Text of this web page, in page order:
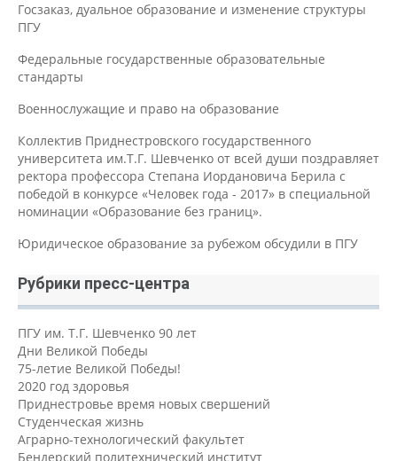
Госзаказ, дуальное образование и изменение структуры
ПГУ
Федеральные государственные образовательные
стандарты
Военнослужащие и право на образование
Коллектив Приднестровского государственного
университета им.Т.Г. Шевченко от всей души поздравляет
ректора профессора Степана Иордановича Берила с
победой в конкурсе «Человек года - 2017» в специальной
номинации «Образование без границ».
Юридическое образование за рубежом обсудили в ПГУ
Рубрики пресс-центра
ПГУ им. Т.Г. Шевченко 90 лет
Дни Великой Победы
75-летие Великой Победы!
2020 год здоровья
Приднестровье время новых свершений
Студенческая жизнь
Аграрно-технологический факультет
Бендерский политехнический институт